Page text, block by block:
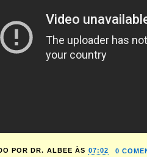
POR DR. ALBEE ÀS 07:02
0